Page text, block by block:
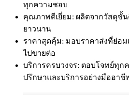
ทุกความชอบ
คุณภาพดีเยี่ยม: ผลิตจากวัสดุชั้
ยาวนาน
ราคาสุดคุ้ม: มอบราคาส่งที่ย่อม
ไปขายต่อ
บริการครบวงจร: ตอบโจทย์ทุก
ปรึกษาและบริการอย่างมืออาชี